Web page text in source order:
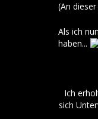
(An
Als ich
haben...
Ich
sich